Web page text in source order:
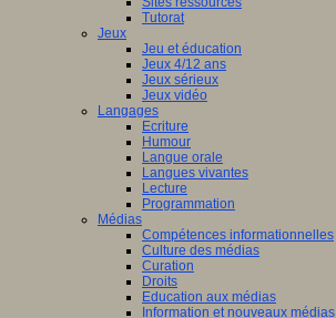
Tutorat
Jeux
Jeu et éducation
Jeux 4/12 ans
Jeux sérieux
Jeux vidéo
Langages
Ecriture
Humour
Langue orale
Langues vivantes
Lecture
Programmation
Médias
Compétences informationnelles
Culture des médias
Curation
Droits
Education aux médias
Information et nouveaux médias